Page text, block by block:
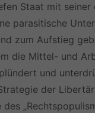
Staat mit seiner
parasitische
zum Aufstieg
die Mittel- und
und
der